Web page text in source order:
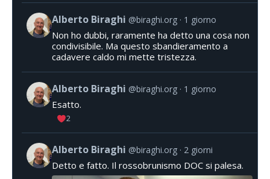
Alberto Biraghi @biraghi.org 1 giorno
Non ho dubbi, raramente ha detto una cosa non
condivisibile. Ma questo sbandieramento a
cadavere caldo mi mette tristezza.
Alberto Biraghi @biraghi.org 1 giorno
Esatto.
2
Alberto Biraghi @biraghi.org 2 giorni
Detto e fatto. Il rossobrunismo DOC si palesa.